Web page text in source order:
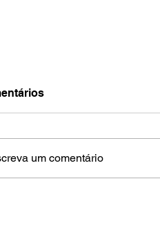
um comentário